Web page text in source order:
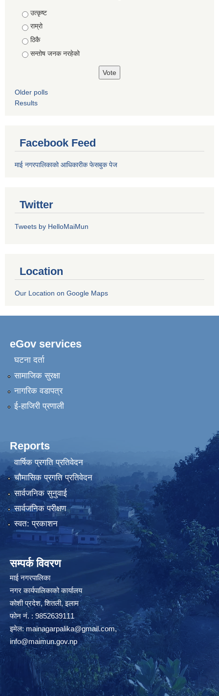
Choices
उत्कृष्ट
राम्रो
ठिकै
सन्तोष जनक नरहेको
Older polls
Results
Facebook Feed
माई नगरपालिकाको आधिकारीक फेसबुक पेज
Twitter
Tweets by HelloMaiMun
Location
Our Location on Google Maps
eGov services
घटना दर्ता
सामाजिक सुरक्षा
नागरिक वडापत्र
ई-हाजिरी प्रणाली
Reports
वार्षिक प्रगति प्रतिवेदन
चौमासिक प्रगति प्रतिवेदन
सार्वजनिक सुनुवाई
सार्वजनिक परीक्षण
स्वत: प्रकाशन
सम्पर्क विवरण
माई नगरपालिका
नगर कार्यपालिकाको कार्यालय
कोशी प्रदेश, शितली, इलाम
फोन नं. : 9852639111
इमेल:mainagarpalika@gmail.com,
info@maimun.gov.np